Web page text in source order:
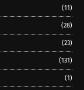
(11)
(28)
(23)
(131)
(1)